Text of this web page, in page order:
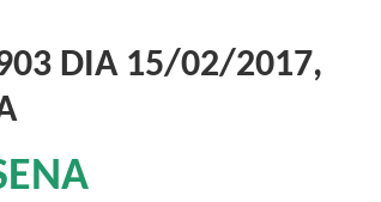
DIA 15/02/2017,